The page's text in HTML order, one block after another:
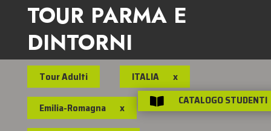
TOUR PARMA E
DINTORNI
Tour Adulti ITALIA x
Emilia-Romagna x  CATALOGO STUDENTI